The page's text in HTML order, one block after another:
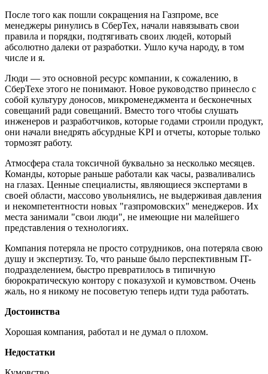
После того как пошли сокращения на Газпроме, все
менеджеры ринулись в СберТех, начали навязывать свои
правила и порядки, подтягивать своих людей, который
абсолютно далеки от разработки. Ушло куча народу, в том
числе и я.
Люди — это основной ресурс компании, к сожалению, в
СберТехе этого не понимают. Новое руководство принесло с
собой культуру доносов, микроменеджмента и бесконечных
совещаний ради совещаний. Вместо того чтобы слушать
инженеров и разработчиков, которые годами строили продукт,
они начали внедрять абсурдные KPI и отчеты, которые только
тормозят работу.
Атмосфера стала токсичной буквально за несколько месяцев.
Команды, которые раньше работали как часы, разваливались
на глазах. Ценные специалисты, являющиеся экспертами в
своей области, массово увольнялись, не выдерживая давления
и некомпетентности новых "газпромовских" менеджеров. Их
места занимали "свои люди", не имеющие ни малейшего
представления о технологиях.
Компания потеряла не просто сотрудников, она потеряла свою
душу и экспертизу. То, что раньше было перспективным IT-
подразделением, быстро превратилось в типичную
бюрократическую контору с показухой и кумовством. Очень
жаль, но я никому не посоветую теперь идти туда работать.
Достоинства
Хорошая компания, работал и не думал о плохом.
Недостатки